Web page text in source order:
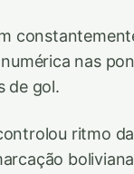
nas
de gol.
ritmo